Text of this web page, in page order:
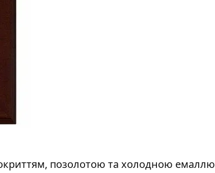
позолотою та холодною емаллю